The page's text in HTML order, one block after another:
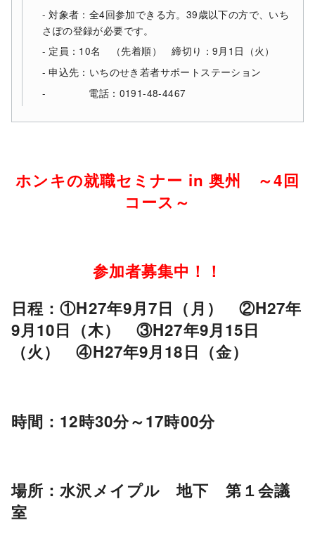
対象者：全4回参加できる方。39歳以下の方で、いち
さぽの登録が必要です。
定員：10名 （先着順） 締切り：9月1日（火）
申込先：いちのせき若者サポートステーション
電話：0191-48-4467
ホンキの就職セミナー in 奥州 ～4回
コース～
参加者募集中！！
日程：①H27年9月7日（月） ②H27年
9月10日（木） ③H27年9月15日
（火） ④H27年9月18日（金）
時間：12時30分～17時00分
場所：水沢メイプル 地下 第１会議
室